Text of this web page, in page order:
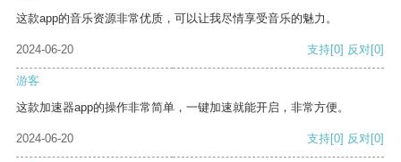
这款app的音乐资源非常优质，可以让我尽情享受音乐的魅力。
2024-06-20 支持[0] 反对[0]
游客
这款加速器app的操作非常简单，一键加速就能开启，非常方便。
2024-06-20 支持[0] 反对[0]